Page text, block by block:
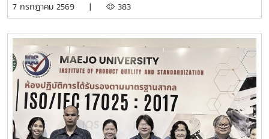
ใน มหกรรมสมุนไพรแห่งชาติ ครั้งที่ 23 (Thailand Herbal
(Wellness Economy) ที่บูรณาการงานวิจัย นวัตกรรม และ
ภูมิปัญญาท้องถิ่น สู่การสร้างมูลค่าเพิ่มให้กับสมุนไพรไทย ยก
ระดับเศรษฐกิจชุมชน และขับเคลื่อนการพัฒนาพื้นที่อย่างยั่งยืน
ภายในบูธนำเสนอแนวทางการพัฒนาสมุนไพรแบบครบวงจร
ตั้งแต่การผลิต การแปรรูป การวิจัยและพัฒนา การตรวจสอบ
คุณภาพและมาตรฐาน การสร้างแบรนด์ การตลาด การท่องเที่ยว
เชิงสุขภาพ และการพัฒนาผลิตภัณฑ์สุขภาพมูลค่าสูง ผ่านความ
7 กรกฎาคม 2569 | 383